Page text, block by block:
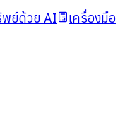
พย์ด้วย AI
เครื่องมือ